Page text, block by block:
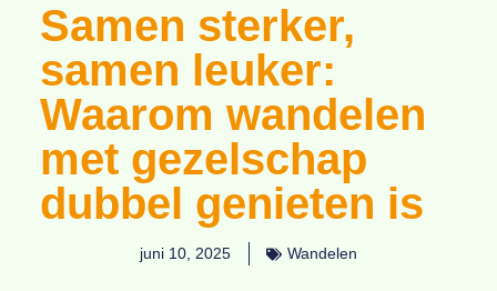
Samen sterker,
samen leuker:
Waarom wandelen
met gezelschap
dubbel genieten is
juni 10, 2025 Wandelen